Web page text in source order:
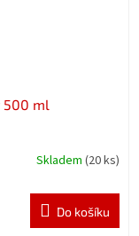
500 ml
Skladem (20 ks)
Do košíku